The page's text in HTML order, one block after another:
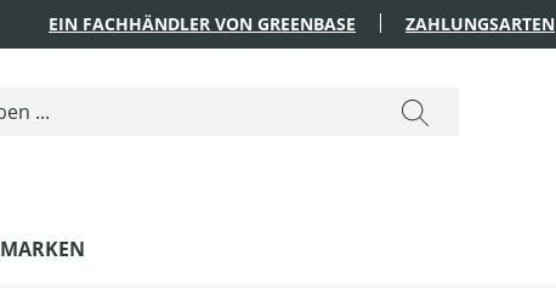
EIN FACHHÄNDLER VON GREENBASE ZAHLUNGSARTEN
MARKEN